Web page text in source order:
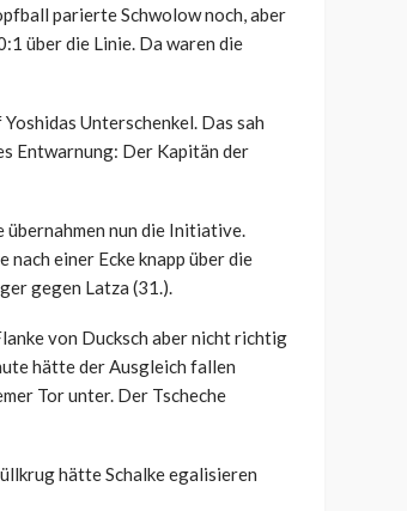
parierte Schwolow noch, aber
über die Linie. Da waren die
Unterschenkel. Das sah
Entwarnung: Der Kapitän der
übernahmen nun die Initiative.
einer Ecke knapp über die
gegen Latza (31.).
von Ducksch aber nicht richtig
hätte der Ausgleich fallen
Tor unter. Der Tscheche
hätte Schalke egalisieren